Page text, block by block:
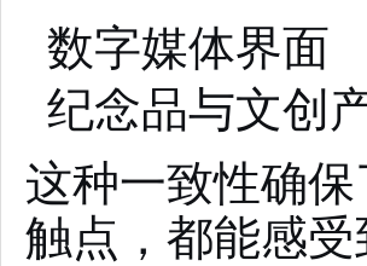
数字媒体界面
纪念品与文创
这种一致性确
触点，都能感